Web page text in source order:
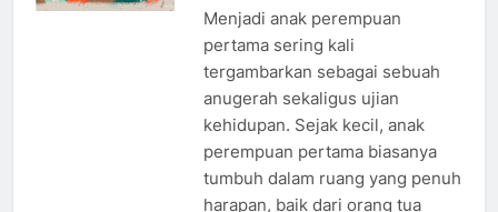
Menjadi anak perempuan
pertama sering kali
tergambarkan sebagai sebuah
anugerah sekaligus ujian
kehidupan. Sejak kecil, anak
perempuan pertama biasanya
tumbuh dalam ruang yang penuh
harapan, baik dari orang tua